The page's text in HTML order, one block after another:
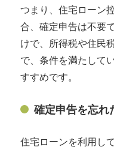
つまり、住宅ローン
合、確定申告は不要
けで、所得税や住民
で、条件を満たして
すすめです。
確定申告を忘れ
住宅ローンを利用し